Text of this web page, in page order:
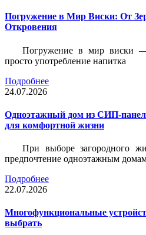
Погружение в Мир Виски: От
Откровения
Погружение в мир виски
просто употребление напитка
Подробнее
24.07.2026
Одноэтажный дом из СИП-
для комфортной жизни
При выборе загородного
предпочтение одноэтажным
Подробнее
22.07.2026
Многофункциональные
выбрать